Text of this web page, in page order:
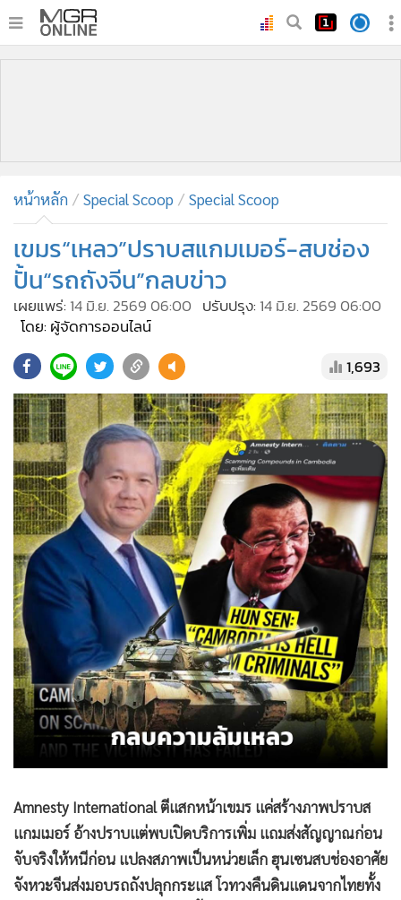
• บันเทิง
• คอลัมนิสต์
• ละคร
CbizReview
• ผู้จัดกวน
• Good health & Well-being
• Green Innovation & SD
• Management & HR
• MGR Live
• Infographic
• การเมือง
• ท่องเที่ยว
• กีฬา
• ต่างประเทศ
• Special Scoop
• เศรษฐกิจ-ธุรกิจ
• จีน
ชุมชน-คุณภาพชีวิต
• เกม
•
วิทยาศาสตร์
•
SMEs
หน้าหลัก Special Scoop Special Scoop
เขมร“เหลว”ปราบสแกมเมอร์-สบช่อง
ปั้น“รถถังจีน”กลบข่าว
เผยแพร่: 14 มิ.ย. 2569 06:00 ปรับปรุง: 14 มิ.ย. 2569 06:00
โดย: ผู้จัดการออนไลน์
1,693
Amnesty International ตีแสกหน้าเขมร แค่สร้างภาพปราบส
แกมเมอร์ อ้างปราบแต่พบเปิดบริการเพิ่ม แถมส่งสัญญาณก่อน
จับจริงให้หนีก่อน แปลงสภาพเป็นหน่วยเล็ก ฮุนเซนสบช่องอาศัย
จังหวะจีนส่งมอบรถถังปลุกกระแส โวทวงคืนดินแดนจากไทยทั้ง